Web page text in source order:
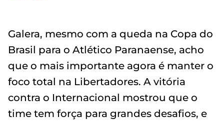
Galera, mesmo com a queda na Copa do
Brasil para o Atlético Paranaense, acho
que o mais importante agora é manter o
foco total na Libertadores. A vitória
contra o Internacional mostrou que o
time tem força para grandes desafios, e